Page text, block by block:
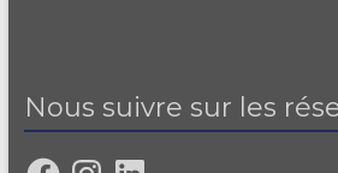
Nous suivre sur les